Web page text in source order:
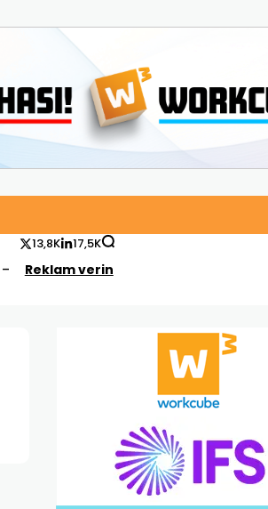
– Reklam verin
13,8K 17,5K